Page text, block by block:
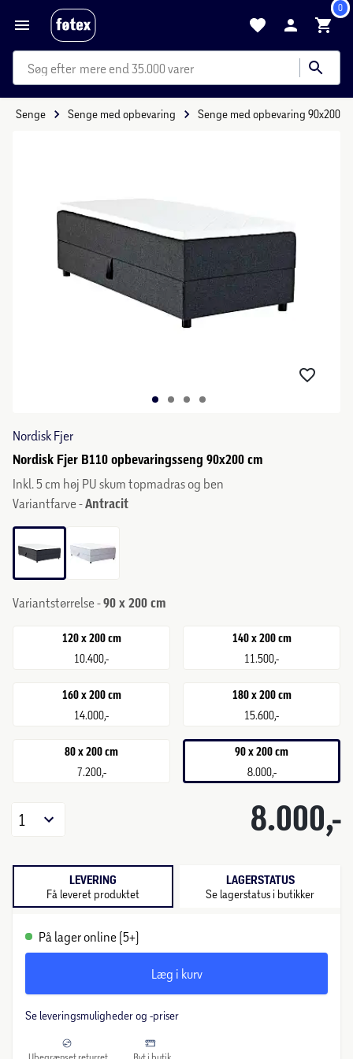
0
mere end 35.000 varer
Senge Senge med opbevaring Senge med opbevaring 90x200
Nordisk Fjer
Nordisk Fjer B110 opbevaringsseng 90x200 cm
Inkl. 5 cm høj PU skum topmadras og ben
Variantfarve -Antracit
Variantstørrelse -90 x 200 cm
120 x 200 cm
10.400,-
140 x 200 cm
11.500,-
160 x 200 cm
14.000,-
180 x 200 cm
15.600,-
80 x 200 cm
7.200,-
90 x 200 cm
8.000,-
8.000,-
1
LEVERING
Få leveret produktet
LAGERSTATUS
Se lagerstatus i butikker
På lager online (5+)
Læg i kurv
Se leveringsmuligheder og -priser